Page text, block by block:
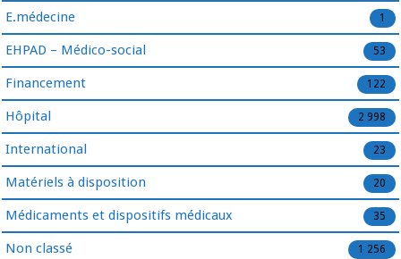
E.médecine 1
EHPAD – Médico-social 53
Financement 122
Hôpital 2 998
International 23
Matériels à disposition 20
Médicaments et dispositifs médicaux 35
Non classé 1 256